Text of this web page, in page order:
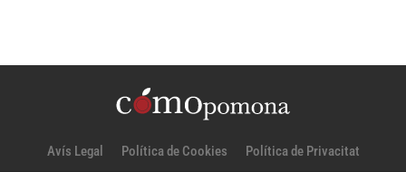
Avís Legal Política de Cookies Política de Privacitat